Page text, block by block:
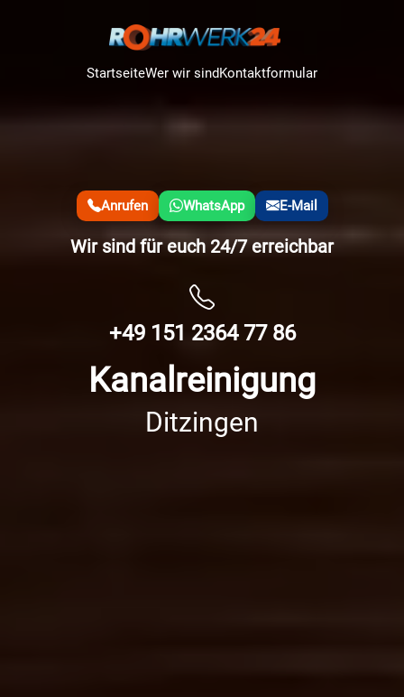
StartseiteWer wir sindKontaktformular
Anrufen WhatsApp E-Mail
Wir sind für euch 24/7 erreichbar
+49 151 2364 77 86
Kanalreinigung
Ditzingen